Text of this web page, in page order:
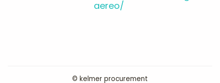
aereo/
© kelmer procurement